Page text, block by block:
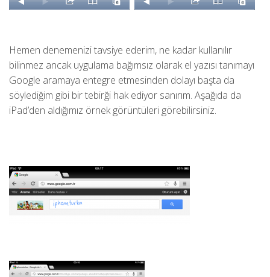
Hemen denemenizi tavsiye ederim, ne kadar kullanılır
bilinmez ancak uygulama bağımsız olarak el yazısı tanımayı
Google aramaya entegre etmesinden dolayı başta da
söylediğim gibi bir tebirği hak ediyor sanırım. Aşağıda da
iPad’den aldığımız örnek görüntüleri görebilirsiniz.